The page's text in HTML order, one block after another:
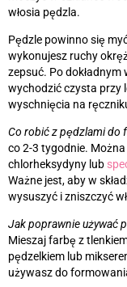
włosia pędzla.
Pędzle powinno się
wykonujesz ruchy
zepsuć. Po dokładnym
wychodzić czysta przy
wyschnięcia na
Co robić z pędzlami do
co 2-3 tygodnie.
chlorheksydyny lub
Ważne jest, aby w
wysuszyć i zniszczyć
Jak poprawnie używać
Mieszaj farbę z
pędzelkiem lub
używasz do